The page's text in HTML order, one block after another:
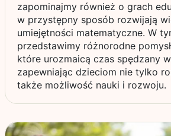
zapominajmy również o grach
w przystępny sposób rozwijają
umiejętności matematyczne. W
przedstawimy różnorodne
które urozmaicą czas spędzany
zapewniając dzieciom nie tylko
także możliwość nauki i rozwoju.